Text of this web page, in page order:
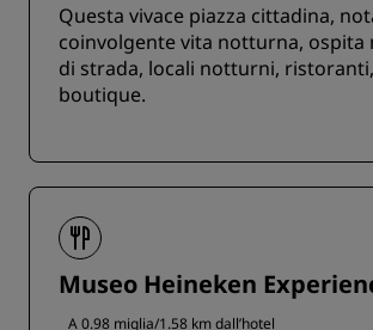
Questa vivace piazza cittadina,
coinvolgente vita notturna, ospita
di strada, locali notturni,
boutique.
Museo Heineken
A 0.98 miglia/1.58 km dall’hotel